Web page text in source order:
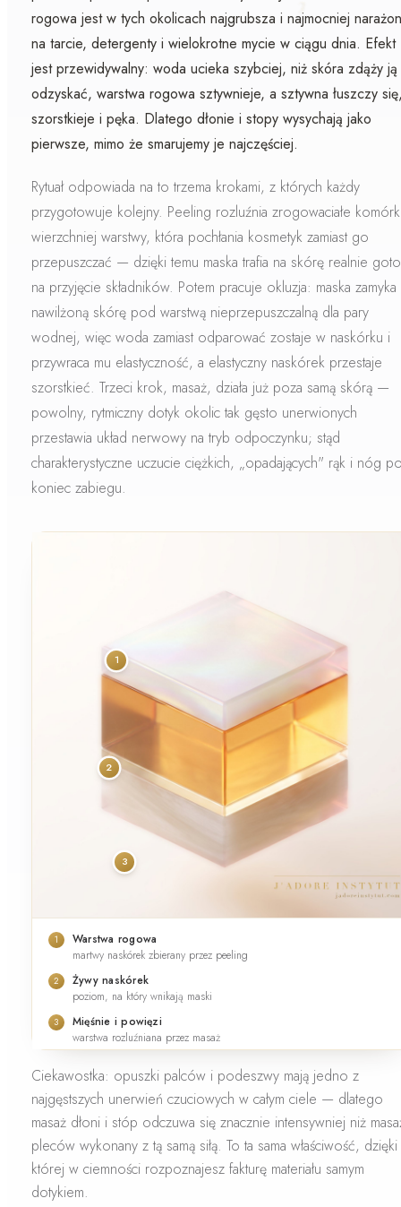
rogowa jest w tych okolicach najgrubsza i najmocniej
na tarcie, detergenty i wielokrotne mycie w ciągu dnia. Efekt
jest przewidywalny: woda ucieka szybciej, niż skóra zdąży ją
odzyskać, warstwa rogowa sztywnieje, a sztywna łuszczy
szorstkieje i pęka. Dlatego dłonie i stopy wysychają jako
pierwsze, mimo że smarujemy je najczęściej.
Rytuał odpowiada na to trzema krokami, z których każdy
przygotowuje kolejny. Peeling rozluźnia zrogowaciałe
wierzchniej warstwy, która pochłania kosmetyk zamiast go
przepuszczać — dzięki temu maska trafia na skórę realnie
na przyjęcie składników. Potem pracuje okluzja: maska zamyka
nawilżoną skórę pod warstwą nieprzepuszczalną dla pary
wodnej, więc woda zamiast odparować zostaje w naskórku i
przywraca mu elastyczność, a elastyczny naskórek przestaje
szorstkieć. Trzeci krok, masaż, działa już poza samą skórą —
powolny, rytmiczny dotyk okolic tak gęsto unerwionych
przestawia układ nerwowy na tryb odpoczynku; stąd
charakterystyczne uczucie ciężkich, „opadających" rąk i nóg
koniec zabiegu.
1
2
3
1
Warstwa rogowa
martwy naskórek zbierany przez peeling
2
Żywy naskórek
poziom, na który wnikają maski
3
Mięśnie i powięzi
warstwa rozluźniana przez masaż
Ciekawostka: opuszki palców i podeszwy mają jedno z
najgęstszych unerwień czuciowych w całym ciele — dlatego
masaż dłoni i stóp odczuwa się znacznie intensywniej niż
pleców wykonany z tą samą siłą. To ta sama właściwość, dzięki
której w ciemności rozpoznajesz fakturę materiału samym
dotykiem.